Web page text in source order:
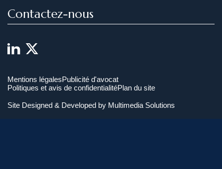
Contactez-nous
Mentions légalesPublicité d'avocat
Politiques et avis de confidentialitéPlan du site
Site Designed & Developed by Multimedia Solutions